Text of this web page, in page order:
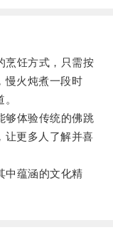
饪方式，只需按
慢火炖煮一段时
体验传统的佛跳
让更多人了解并喜
蕴涵的文化精